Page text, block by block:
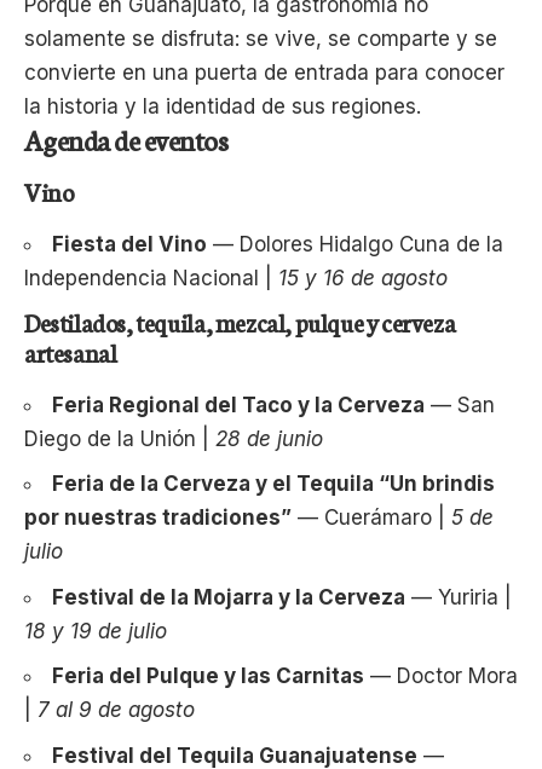
solamente se disfruta: se vive, se comparte y se
convierte en una puerta de entrada para conocer
la historia y la identidad de sus regiones.
Agenda de eventos
Vino
Fiesta del Vino — Dolores Hidalgo Cuna de la
Independencia Nacional | 15 y 16 de agosto
Destilados, tequila, mezcal, pulque y cerveza
artesanal
Feria Regional del Taco y la Cerveza — San
Diego de la Unión | 28 de junio
Feria de la Cerveza y el Tequila “Un brindis
por nuestras tradiciones” — Cuerámaro | 5 de
julio
Festival de la Mojarra y la Cerveza — Yuriria |
18 y 19 de julio
Feria del Pulque y las Carnitas — Doctor Mora
7 al 9 de agosto
Festival del Tequila Guanajuatense —